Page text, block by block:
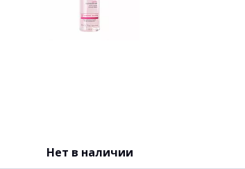
Нет в наличии